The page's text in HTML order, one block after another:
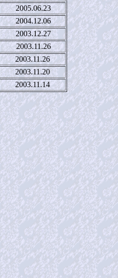
2005.06.23
2004.12.06
2003.12.27
2003.11.26
2003.11.26
2003.11.20
2003.11.14